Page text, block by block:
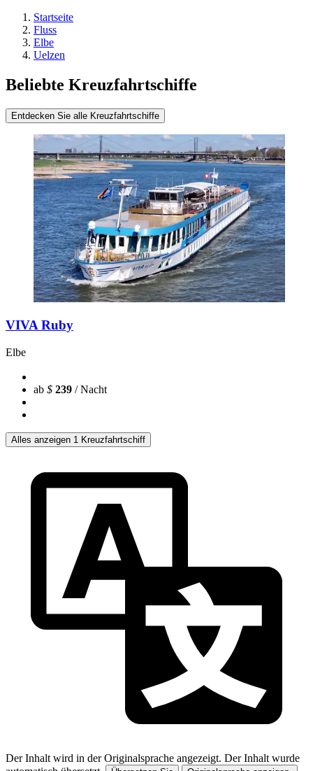
Startseite
Fluss
Elbe
Uelzen
Beliebte Kreuzfahrtschiffe
Entdecken Sie alle Kreuzfahrtschiffe
VIVA Ruby
Elbe
ab $ 239 / Nacht
Alles anzeigen 1 Kreuzfahrtschiff
Der Inhalt wird in der Originalsprache angezeigt. Der Inhalt wurde